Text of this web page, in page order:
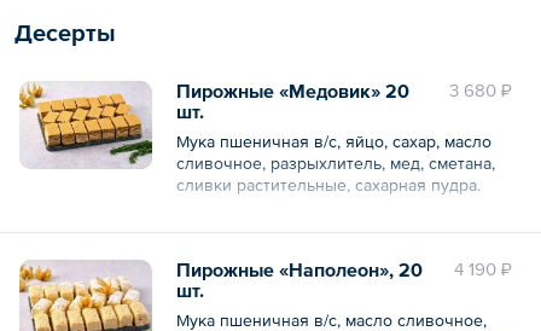
Десерты
3 680 ₽
Пирожные «Медовик» 20
шт.
Мука пшеничная в/с, яйцо, сахар, масло
сливочное, разрыхлитель, мед, сметана,
сливки растительные, сахарная пудра.
Общий вес – 1.2 кг
4 190 ₽
Пирожные «Наполеон», 20
шт.
Мука пшеничная в/с, масло сливочное,